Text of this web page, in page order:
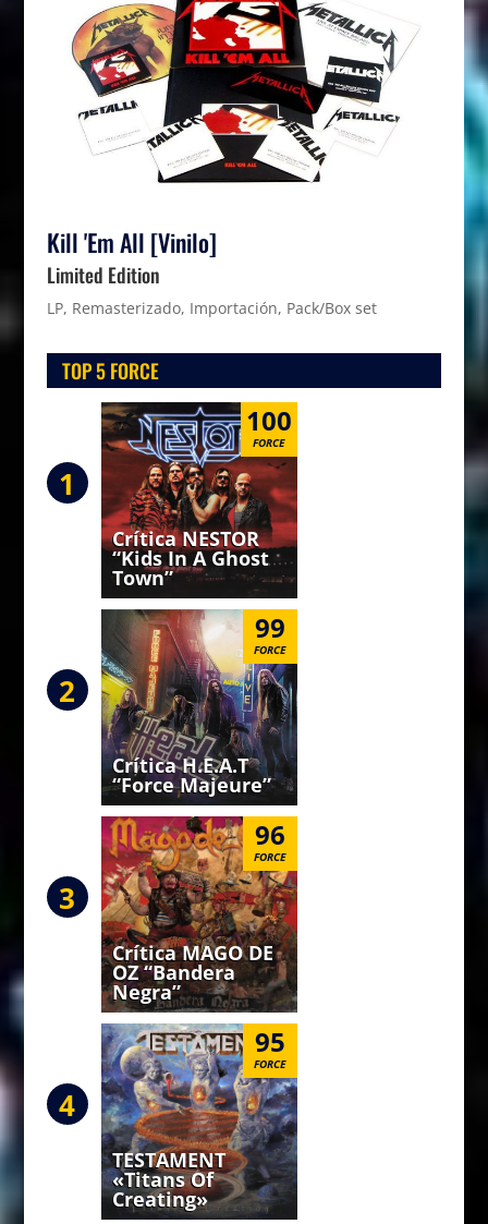
Kill 'Em All [Vinilo]
Limited Edition
LP, Remasterizado, Importación, Pack/Box set
TOP 5 FORCE
1
100
FORCE
Crítica NESTOR
“Kids In A Ghost
Town”
2
99
FORCE
Crítica H.E.A.T
“Force Majeure”
3
96
FORCE
Crítica MAGO DE
OZ “Bandera
Negra”
4
95
FORCE
TESTAMENT
«Titans Of
Creating»